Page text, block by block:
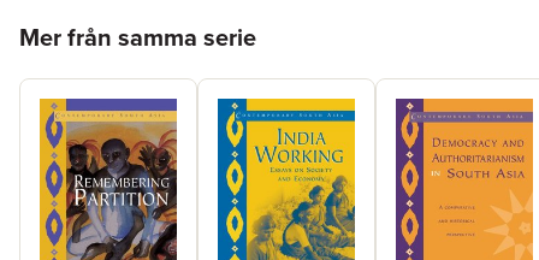
Mer från samma serie